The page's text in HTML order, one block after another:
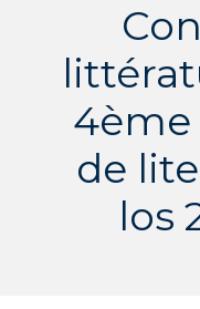
4ème
de
los